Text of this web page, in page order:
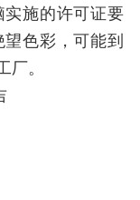
施的许可证要
色彩，可能到
。